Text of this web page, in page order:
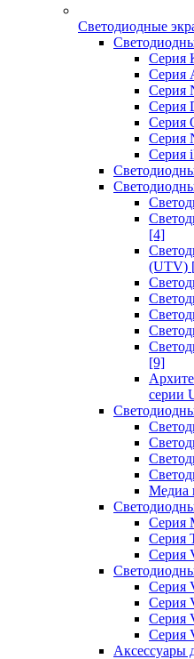
Светодиодные
Cерия
Серия
Серия
Серия
Серия
Серия
Серия
[4]
(UTV)
[9]
серии
Медиа
Серия
Серия
Серия
Серия
Серия
Серия
Серия
Аксессуары